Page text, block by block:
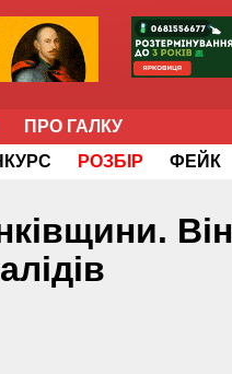
ПРО ГАЛКУ
РОЗБІР ФЕЙК
Він